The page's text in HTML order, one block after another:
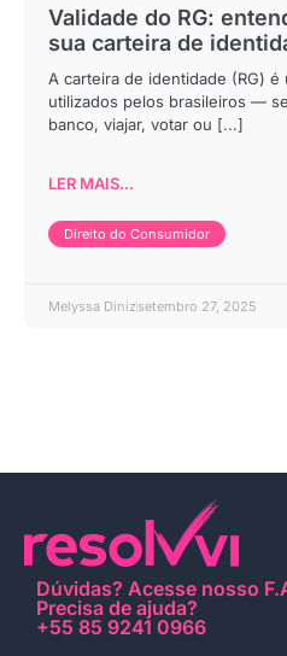
Validade do RG:
sua carteira de
A carteira de identidade (RG)
utilizados pelos brasileiros —
banco, viajar, votar ou [...]
LER MAIS...
Direito do Consumidor
Melyssa Dinizsetembro 27, 2025
Dúvidas? Acesse nosso
Precisa de ajuda?
+55 85 9241 0966